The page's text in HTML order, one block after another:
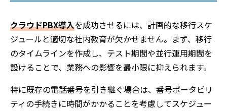
クラウドPBX導入を成功させるには、計画的な移行スケ
ジュールと適切な社内教育が欠かせません。まず、移行
のタイムラインを作成し、テスト期間や並行運用期間を
設けることで、業務への影響を最小限に抑えられます。
特に既存の電話番号を引き継ぐ場合は、番号ポータビリ
ティの手続きに時間がかかることを考慮してスケジュー